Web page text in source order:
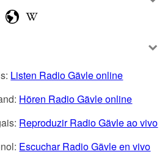
Listen Radio Gävle online
Hören Radio Gävle online
Reproduzir Radio Gävle ao vivo
Escuchar Radio Gävle en vivo